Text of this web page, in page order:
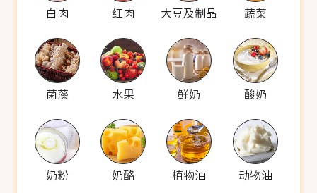
白肉 红肉 大豆及制品 蔬菜
菌藻 水果 鲜奶 酸奶
奶粉 奶酪 植物油 动物油